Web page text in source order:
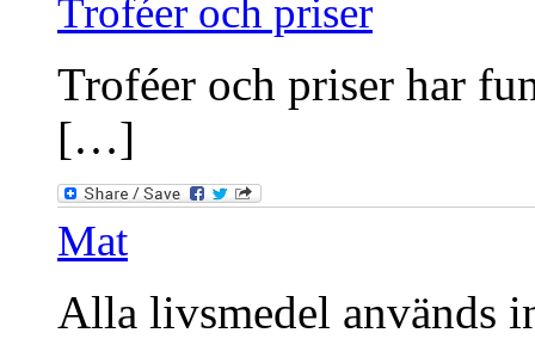
Troféer och priser
Troféer och priser har
[…]
Mat
Alla livsmedel används